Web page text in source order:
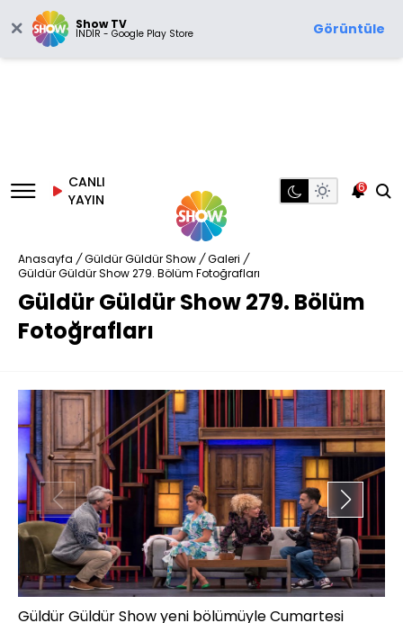
Show TV
İNDİR - Google Play Store Görüntüle
CANLI
YAYIN
6
Anasayfa / Güldür Güldür Show / Galeri /
Güldür Güldür Show 279. Bölüm Fotoğrafları
Güldür Güldür Show 279. Bölüm
Fotoğrafları
Güldür Güldür Show yeni bölümüyle Cumartesi